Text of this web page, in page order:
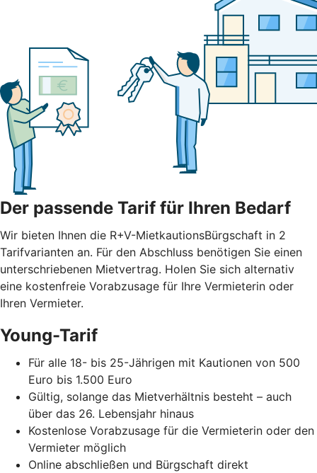
Der passende Tarif für Ihren Bedarf
Wir bieten Ihnen die R+V-MietkautionsBürgschaft in 2
Tarifvarianten an. Für den Abschluss benötigen Sie einen
unterschriebenen Mietvertrag. Holen Sie sich alternativ
eine kostenfreie Vorabzusage für Ihre Vermieterin oder
Ihren Vermieter.
Young-Tarif
Für alle 18- bis 25-Jährigen mit Kautionen von 500
Euro bis 1.500 Euro
Gültig, solange das Mietverhältnis besteht – auch
über das 26. Lebensjahr hinaus
Kostenlose Vorabzusage für die Vermieterin oder den
Vermieter möglich
Online abschließen und Bürgschaft direkt